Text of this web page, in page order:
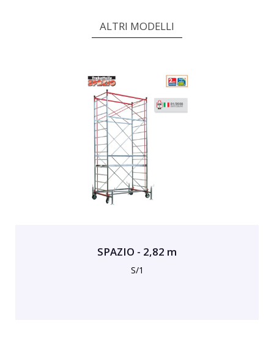
ALTRI MODELLI
SPAZIO - 2,82 m
S/1